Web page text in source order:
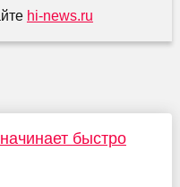
hi-news.ru
быстро